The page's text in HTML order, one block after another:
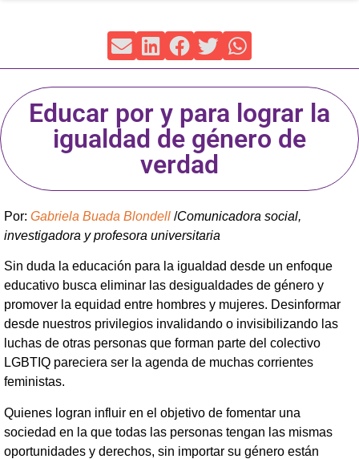
Educar por y para lograr la
igualdad de género de
verdad
Por: Gabriela Buada Blondell /Comunicadora social,
investigadora y profesora universitaria
Sin duda la educación para la igualdad desde un enfoque
educativo busca eliminar las desigualdades de género y
promover la equidad entre hombres y mujeres. Desinformar
desde nuestros privilegios invalidando o invisibilizando las
luchas de otras personas que forman parte del colectivo
LGBTIQ pareciera ser la agenda de muchas corrientes
feministas.
Quienes logran influir en el objetivo de fomentar una
sociedad en la que todas las personas tengan las mismas
oportunidades y derechos, sin importar su género están